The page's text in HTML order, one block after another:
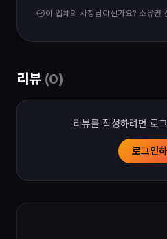
이 업체의 사장님이신가요? 소유권
리뷰 (0)
리뷰를 작성하려면 로
로그인